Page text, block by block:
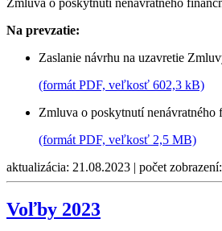
Na prevzatie:
Zaslanie návrhu na uzavretie
(formát PDF, veľkosť 602,3 kB)
Zmluva o poskytnutí
(formát PDF, veľkosť 2,5 MB)
aktualizácia: 21.08.2023 | počet
Voľby 2023